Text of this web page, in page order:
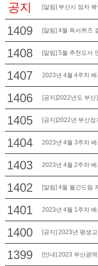
공지 [알림] 부산시 점자
1409 [알림] 4월 독서퀴즈
1408 [알림] 5월 추천도서
1407 2023년 4월 4주차
1406 [공지]2022년도 부
1405 [공지]2022년 부산
1404 2023년 4월 3주차
1403 2023년 4월 2주차
1402 [알림] 4월 월간드림
1401 2023년 4월 1주차
1400 [공지] 2023년 평생
1399 [안내] 2023 부산광